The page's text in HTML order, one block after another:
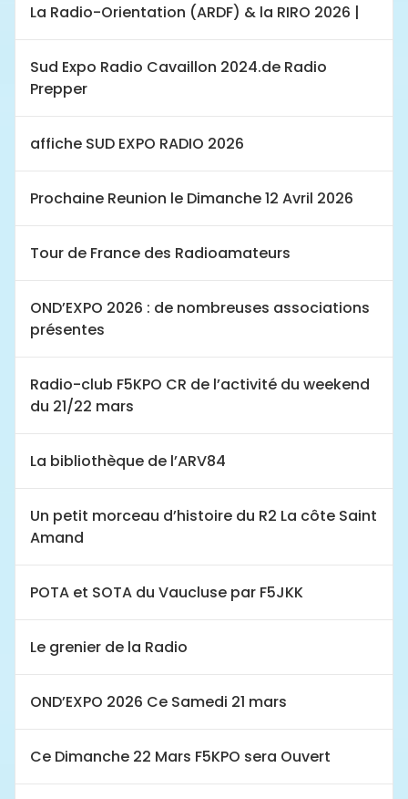
La Radio-Orientation (ARDF) & la RIRO 2026 |
Sud Expo Radio Cavaillon 2024.de Radio
Prepper
affiche SUD EXPO RADIO 2026
Prochaine Reunion le Dimanche 12 Avril 2026
Tour de France des Radioamateurs
OND’EXPO 2026 : de nombreuses associations
présentes
Radio-club F5KPO CR de l’activité du weekend
du 21/22 mars
La bibliothèque de l’ARV84
Un petit morceau d’histoire du R2 La côte Saint
Amand
POTA et SOTA du Vaucluse par F5JKK
Le grenier de la Radio
OND’EXPO 2026 Ce Samedi 21 mars
Ce Dimanche 22 Mars F5KPO sera Ouvert